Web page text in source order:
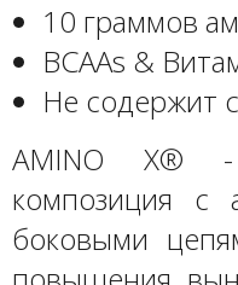
10 граммов
BCAAs &
Не содержит
AMINO X® -
композиция с
боковыми